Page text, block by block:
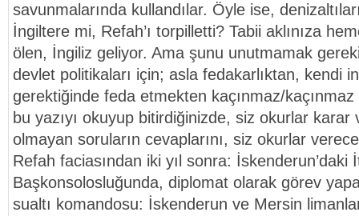
savunmalarında kullandılar. Öyle ise,
İngiltere mi, Refah’ı torpilletti? Tabii aklınıza
ölen, İngiliz geliyor. Ama şunu unutmamak
devlet politikaları için; asla fedakarlıktan, kendi
gerektiğinde feda etmekten kaçınmaz/
bu yazıyı okuyup bitirdiğinizde, siz okurlar karar
olmayan soruların cevaplarını, siz okurlar
Refah faciasından iki yıl sonra: İskenderun’daki
Başkonsolosluğunda, diplomat olarak görev
sualtı komandosu: İskenderun ve Mersin